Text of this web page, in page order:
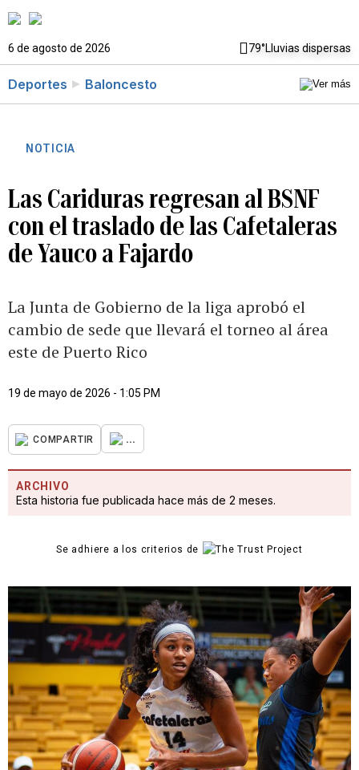
6 de agosto de 2026 79°Lluvias dispersas
Deportes Baloncesto
NOTICIA
Las Cariduras regresan al BSNF
con el traslado de las Cafetaleras
de Yauco a Fajardo
La Junta de Gobierno de la liga aprobó el
cambio de sede que llevará el torneo al área
este de Puerto Rico
19 de mayo de 2026 - 1:05 PM
COMPARTIR ...
ARCHIVO
Esta historia fue publicada hace más de 2 meses.
Se adhiere a los criterios de